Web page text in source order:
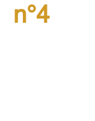
n°4